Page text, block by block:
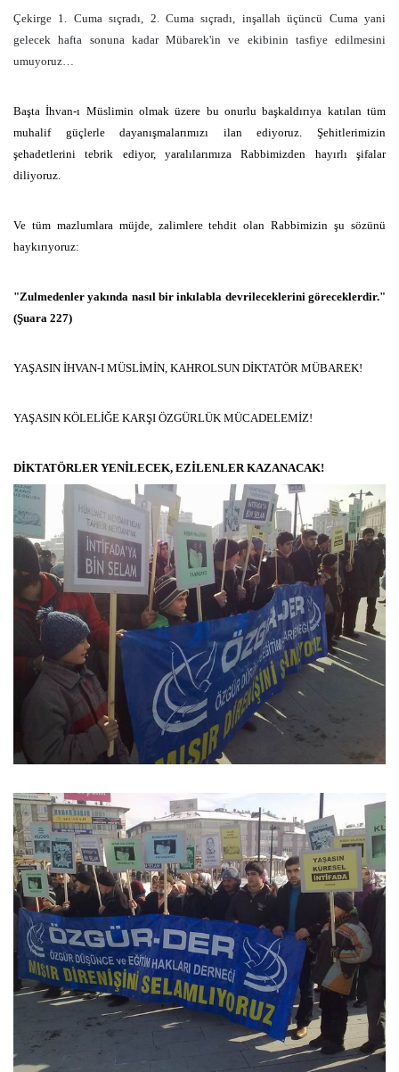
Çekirge 1. Cuma sıçradı, 2. Cuma sıçradı, inşallah üçüncü Cuma yani
gelecek hafta sonuna kadar Mübarek'in ve ekibinin tasfiye edilmesini
umuyoruz…
Başta İhvan-ı Müslimin olmak üzere bu onurlu başkaldırıya katılan tüm
muhalif güçlerle dayanışmalarımızı ilan ediyoruz. Şehitlerimizin
şehadetlerini tebrik ediyor, yaralılarımıza Rabbimizden hayırlı şifalar
diliyoruz.
Ve tüm mazlumlara müjde, zalimlere tehdit olan Rabbimizin şu sözünü
haykırıyoruz:
"Zulmedenler yakında nasıl bir inkılabla devrileceklerini göreceklerdir."
(Şuara 227)
YAŞASIN İHVAN-I MÜSLİMİN, KAHROLSUN DİKTATÖR MÜBAREK!
YAŞASIN KÖLELİĞE KARŞI ÖZGÜRLÜK MÜCADELEMİZ!
DİKTATÖRLER YENİLECEK, EZİLENLER KAZANACAK!